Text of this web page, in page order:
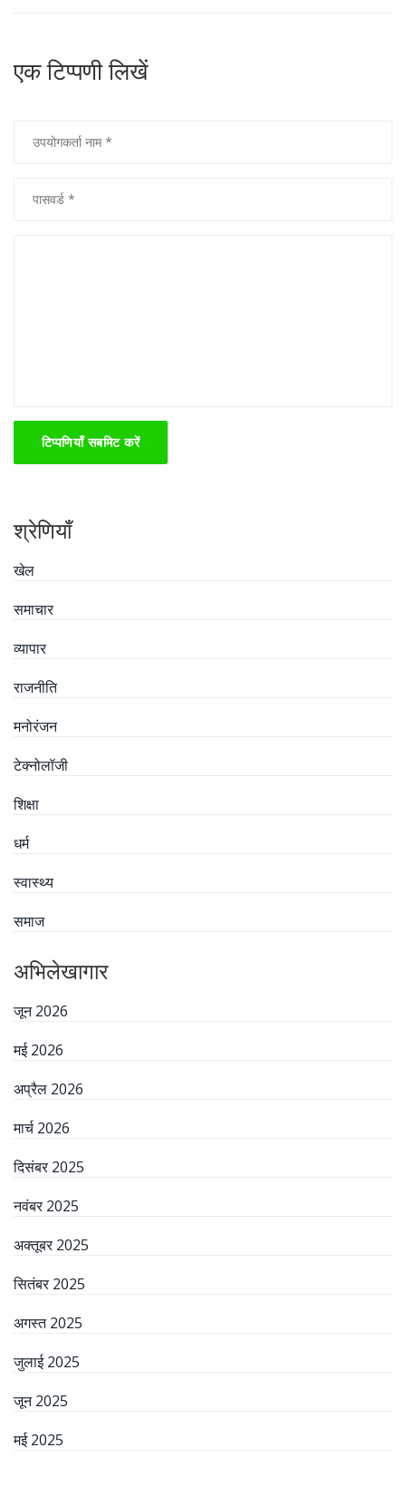
एक टिप्पणी लिखें
टिप्पणियाँ सबमिट करें
श्रेणियाँ
खेल
समाचार
व्यापार
राजनीति
मनोरंजन
टेक्नोलॉजी
शिक्षा
धर्म
स्वास्थ्य
समाज
अभिलेखागार
जून 2026
मई 2026
अप्रैल 2026
मार्च 2026
दिसंबर 2025
नवंबर 2025
अक्तूबर 2025
सितंबर 2025
अगस्त 2025
जुलाई 2025
जून 2025
मई 2025